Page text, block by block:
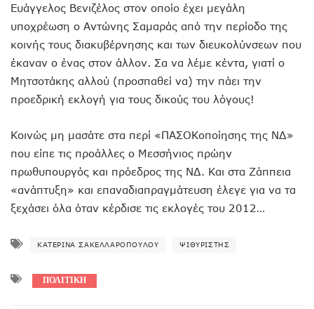
Ευάγγελος Βενιζέλος στον οποίο έχει μεγάλη
υποχρέωση ο Αντώνης Σαμαράς από την περίοδο της
κοινής τους διακυβέρνησης και των διευκολύνσεων που
έκαναν ο ένας στον άλλον. Σα να λέμε κέντα, γιατί ο
Μητσοτάκης αλλού (προσπαθεί να) την πάει την
προεδρική εκλογή για τους δικούς του λόγους!
Κοινώς μη μασάτε στα περί «ΠΑΣΟΚοποίησης της ΝΔ»
που είπε τις προάλλες ο Μεσσήνιος πρώην
πρωθυπουργός και πρόεδρος της ΝΔ. Και στα Ζάππεια
«ανάπτυξη» και επαναδιαπραγμάτευση έλεγε για να τα
ξεχάσει όλα όταν κέρδισε τις εκλογές του 2012…
ΚΑΤΕΡΊΝΑ ΣΑΚΕΛΛΑΡΟΠΟΎΛΟΥ ΨΙΘΥΡΙΣΤΗΣ
ΠΟΛΙΤΙΚΗ